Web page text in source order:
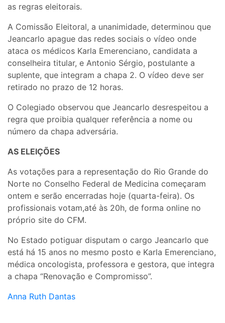
as regras eleitorais.
A Comissão Eleitoral, a unanimidade, determinou que
Jeancarlo apague das redes sociais o vídeo onde
ataca os médicos Karla Emerenciano, candidata a
conselheira titular, e Antonio Sérgio, postulante a
suplente, que integram a chapa 2. O vídeo deve ser
retirado no prazo de 12 horas.
O Colegiado observou que Jeancarlo desrespeitou a
regra que proibia qualquer referência a nome ou
número da chapa adversária.
AS ELEIÇÕES
As votações para a representação do Rio Grande do
Norte no Conselho Federal de Medicina começaram
ontem e serão encerradas hoje (quarta-feira). Os
profissionais votam,até às 20h, de forma online no
próprio site do CFM.
No Estado potiguar disputam o cargo Jeancarlo que
está há 15 anos no mesmo posto e Karla Emerenciano,
médica oncologista, professora e gestora, que integra
a chapa “Renovação e Compromisso”.
Anna Ruth Dantas